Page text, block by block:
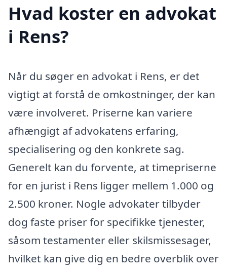
Hvad koster en advokat
i Rens?
Når du søger en advokat i Rens, er det
vigtigt at forstå de omkostninger, der kan
være involveret. Priserne kan variere
afhængigt af advokatens erfaring,
specialisering og den konkrete sag.
Generelt kan du forvente, at timepriserne
for en jurist i Rens ligger mellem 1.000 og
2.500 kroner. Nogle advokater tilbyder
dog faste priser for specifikke tjenester,
såsom testamenter eller skilsmissesager,
hvilket kan give dig en bedre overblik over